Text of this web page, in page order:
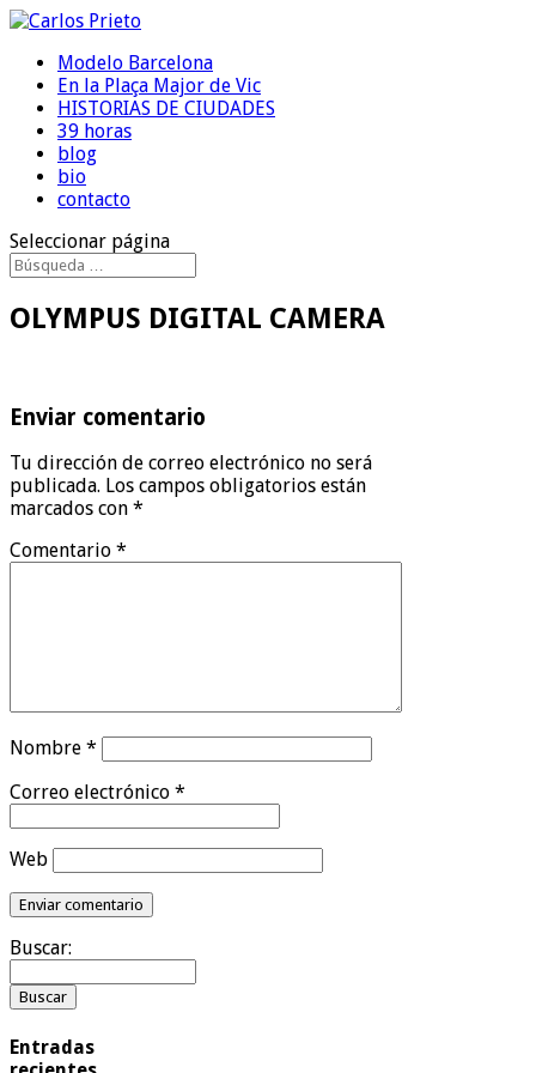
Modelo Barcelona
En la Plaça Major de Vic
HISTORIAS DE CIUDADES
39 horas
blog
bio
contacto
Seleccionar página
OLYMPUS DIGITAL CAMERA
Enviar comentario
Tu dirección de correo electrónico no será
publicada. Los campos obligatorios están
marcados con *
Comentario *
Nombre *
Correo electrónico *
Web
Buscar:
Entradas